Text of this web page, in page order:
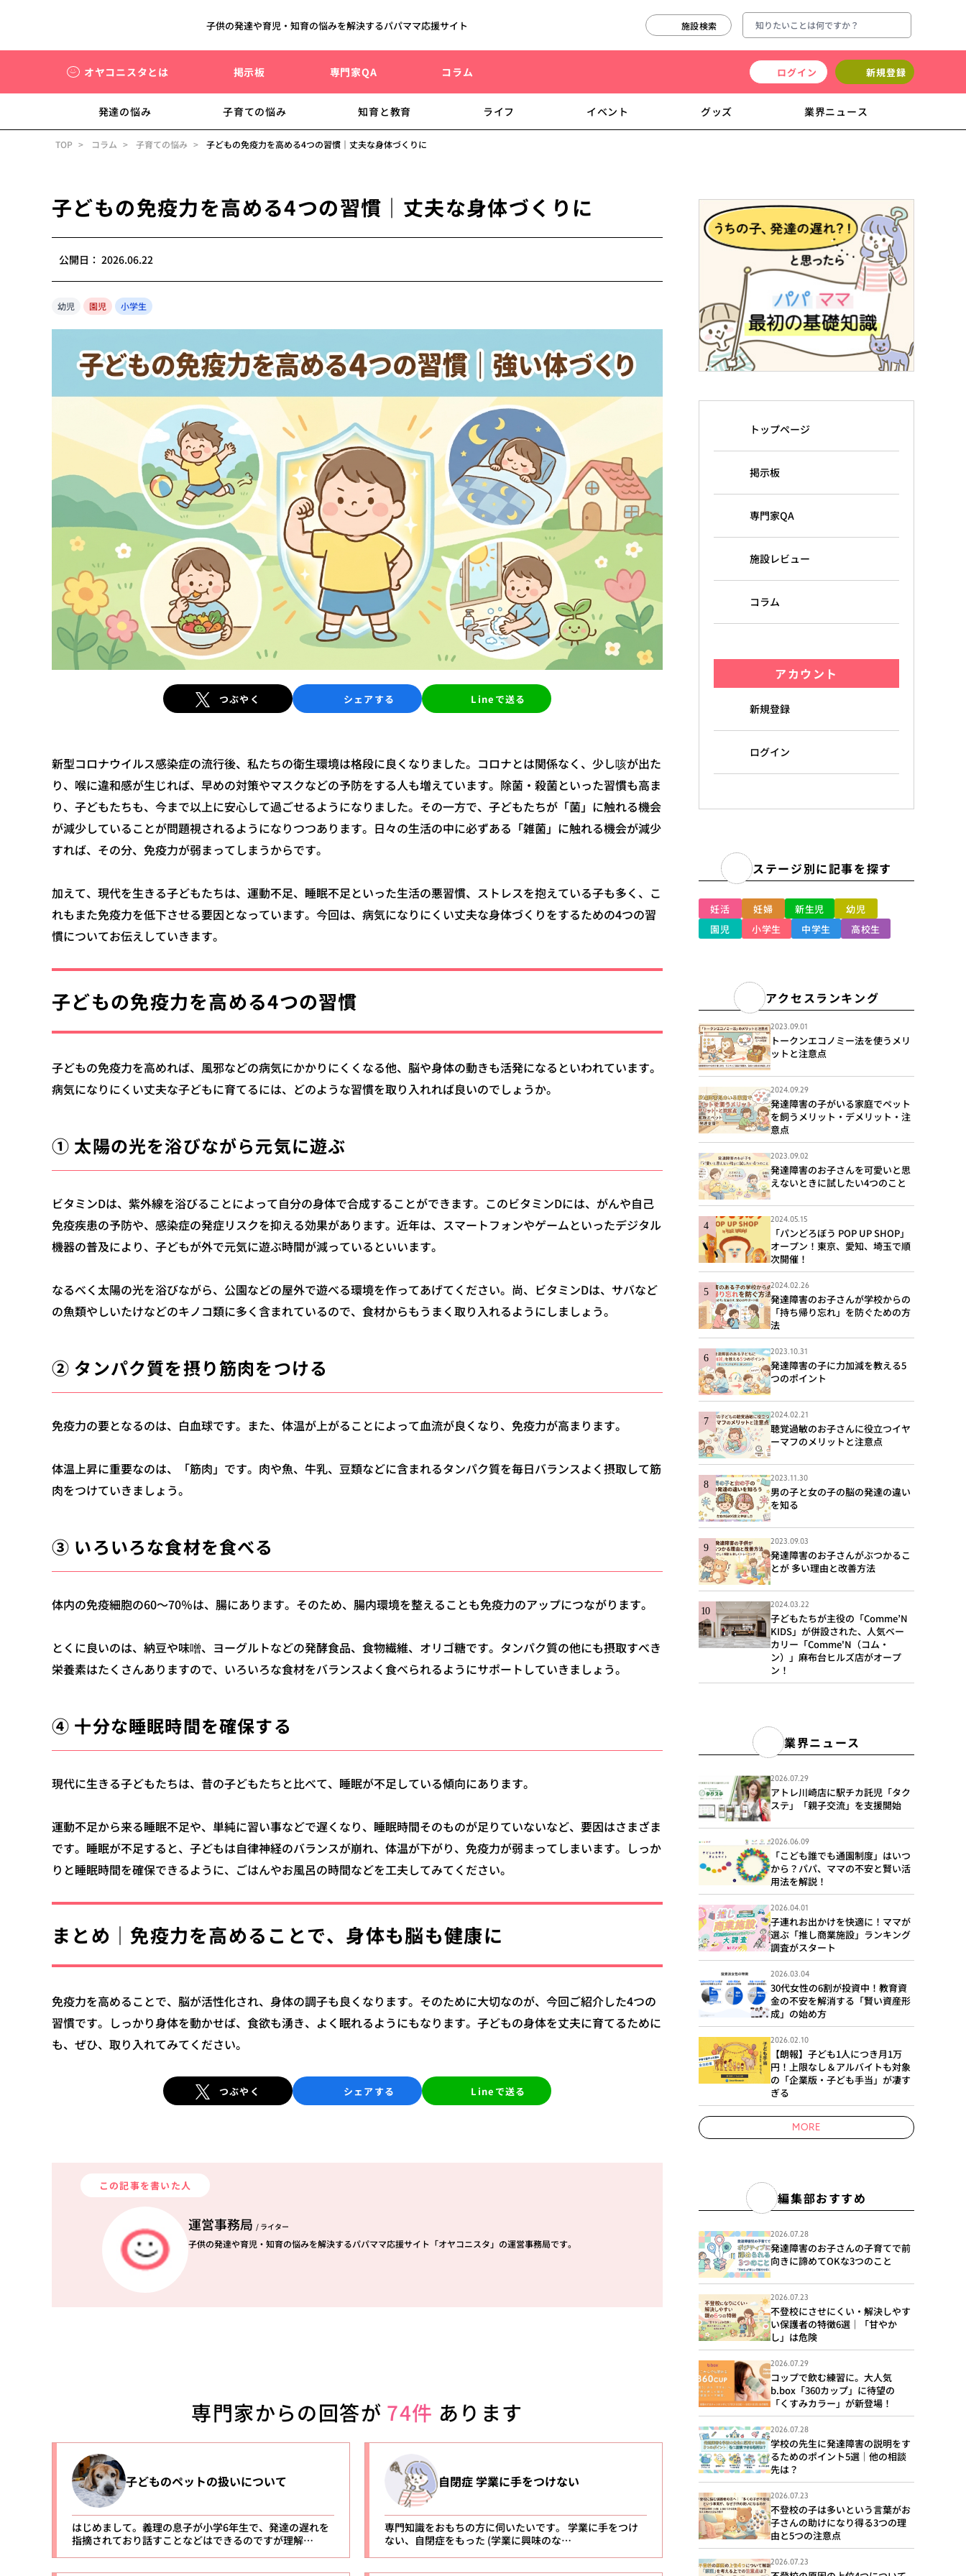
子供の発達や育児・知育の悩みを解決するパパママ応援サイト 施設検索
オヤコニスタとは 掲示板 専門家QA コラム ログイン 新規登録
発達の悩み 子育ての悩み 知育と教育 ライフ イベント グッズ 業界ニュース
TOP コラム 子育ての悩み 子どもの免疫力を高める4つの習慣｜丈夫な身体づくりに
子どもの免疫力を高める4つの習慣｜丈夫な身体づくりに
公開日： 2026.06.22
幼児 園児 小学生
つぶやく シェアする Lineで送る
新型コロナウイルス感染症の流行後、私たちの衛生環境は格段に良くなりました。 コロナとは関係なく、少し咳が出た
り、喉に違和感が生じれば、早めの対策やマスクなどの予防をする人も増えています。 除菌・殺菌といった習慣も高ま
り、子どもたちも、今まで以上に安心して過ごせるようになりました。 その一方で、子どもたちが「菌」に触れる機会
が減少していることが問題視されるようになりつつあります。 日々の生活の中に必ずある「雑菌」に触れる機会が減少
すれば、その分、免疫力が弱まってしまうからです。
加えて、現代を生きる子どもたちは、運動不足、睡眠不足といった生活の悪習慣、ストレスを抱えている子も多く、こ
れもまた免疫力を低下させる要因となっています。 今回は、病気になりにくい丈夫な身体づくりをするための4つの習
慣についてお伝えしていきます。
子どもの免疫力を高める4つの習慣
子どもの免疫力を高めれば、風邪などの病気にかかりにくくなる他、脳や身体の動きも活発になるといわれています。
病気になりにくい丈夫な子どもに育てるには、どのような習慣を取り入れれば良いのでしょうか。
① 太陽の光を浴びながら元気に遊ぶ
ビタミンDは、紫外線を浴びることによって自分の身体で合成することができます。 このビタミンDには、がんや自己
免疫疾患の予防や、感染症の発症リスクを抑える効果があります。 近年は、スマートフォンやゲームといったデジタル
機器の普及により、子どもが外で元気に遊ぶ時間が減っているといいます。
なるべく太陽の光を浴びながら、公園などの屋外で遊べる環境を作ってあげてください。 尚、ビタミンDは、サバなど
の魚類やしいたけなどのキノコ類に多く含まれているので、食材からもうまく取り入れるようにしましょう。
② タンパク質を摂り筋肉をつける
免疫力の要となるのは、白血球です。 また、体温が上がることによって血流が良くなり、免疫力が高まります。
体温上昇に重要なのは、「筋肉」です。 肉や魚、牛乳、豆類などに含まれるタンパク質を毎日バランスよく摂取して筋
肉をつけていきましょう。
③ いろいろな食材を食べる
体内の免疫細胞の60～70％は、腸にあります。 そのため、腸内環境を整えることも免疫力のアップにつながります。
とくに良いのは、納豆や味噌、ヨーグルトなどの発酵食品、食物繊維、オリゴ糖です。 タンパク質の他にも摂取すべき
栄養素はたくさんありますので、いろいろな食材をバランスよく食べられるようにサポートしていきましょう。
④ 十分な睡眠時間を確保する
現代に生きる子どもたちは、昔の子どもたちと比べて、睡眠が不足している傾向にあります。
運動不足から来る睡眠不足や、単純に習い事などで遅くなり、 睡眠時間そのものが足りていないなど、 要因はさまざま
です。 睡眠が不足すると、子どもは自律神経のバランスが崩れ、体温が下がり、免疫力が弱まってしまいます。 しっか
りと睡眠時間を確保できるように、ごはんやお風呂の時間などを工夫してみてください。
まとめ｜免疫力を高めることで、身体も脳も健康に
免疫力を高めることで、脳が活性化され、身体の調子も良くなります。 そのために大切なのが、今回ご紹介した4つの
習慣です。 しっかり身体を動かせば、食欲も湧き、よく眠れるようにもなります。 子どもの身体を丈夫に育てるために
も、ぜひ、取り入れてみてください。
つぶやく シェアする Lineで送る
この記事を書いた人
運営事務局 / ライター
子供の発達や育児・知育の悩みを解決するパパママ応援サイト「オヤコニスタ」の運営事務局です。
専門家からの回答が 74件 あります
子どものペットの扱いについて
はじめまして。義理の息子が小学6年生で、発達の遅れを
指摘されており話すことなどはできるのですが理解…
自閉症 学業に手をつけない
専門知識をおもちの方に伺いたいです。 学業に手をつけ
ない、自閉症をもった (学業に興味のな…
トップページ
掲示板
専門家QA
施設レビュー
コラム
アカウント
新規登録
ログイン
ステージ別に記事を探す
妊活 妊婦 新生児
幼児
園児
小学生 中学生 高校生
アクセスランキング
2023.09.01
トークンエコノミー法を使うメリ
ットと注意点
2024.09.29
発達障害の子がいる家庭でペット
を飼うメリット・デメリット・注
意点
2023.09.02
発達障害のお子さんを可愛いと思
えないときに試したい4つのこと
2024.05.15
「パンどろぼう POP UP SHOP」
オープン！東京、愛知、埼玉で順
次開催！
2024.02.26
発達障害のお子さんが学校からの
「持ち帰り忘れ」を防ぐための方
法
2023.10.31
発達障害の子に力加減を教える5
つのポイント
2024.02.21
聴覚過敏のお子さんに役立つイヤ
ーマフのメリットと注意点
2023.11.30
男の子と女の子の脳の発達の違い
を知る
2023.09.03
発達障害のお子さんがぶつかるこ
とが 多い理由と改善方法
2024.03.22
子どもたちが主役の「Comme’N
KIDS」が併設された、人気ベー
カリー「Comme'N（コム・
ン）」麻布台ヒルズ店がオープ
ン！
業界ニュース
2026.07.29
アトレ川崎店に駅チカ託児「タク
ステ」「親子交流」を支援開始
2026.06.09
「こども誰でも通園制度」はいつ
から？パパ、ママの不安と賢い活
用法を解説！
2026.04.01
子連れお出かけを快適に！ママが
選ぶ「推し商業施設」ランキング
調査がスタート
2026.03.04
30代女性の6割が投資中！教育資
金の不安を解消する「賢い資産形
成」の始め方
2026.02.10
【朗報】子ども1人につき月1万
円！上限なし＆アルバイトも対象
の「企業版・子ども手当」が凄す
ぎる
MORE
編集部おすすめ
2026.07.28
発達障害のお子さんの子育てで前
向きに諦めてOKな3つのこと
2026.07.23
不登校にさせにくい・解決しやす
い保護者の特徴6選｜「甘やか
し」は危険
2026.07.29
コップで飲む練習に。大人気
b.box「360カップ」に待望の
「くすみカラー」が新登場！
2026.07.28
学校の先生に発達障害の説明をす
るためのポイント5選｜他の相談
先は？
2026.07.23
不登校の子は多いという言葉がお
子さんの助けになり得る3つの理
由と5つの注意点
2026.07.23